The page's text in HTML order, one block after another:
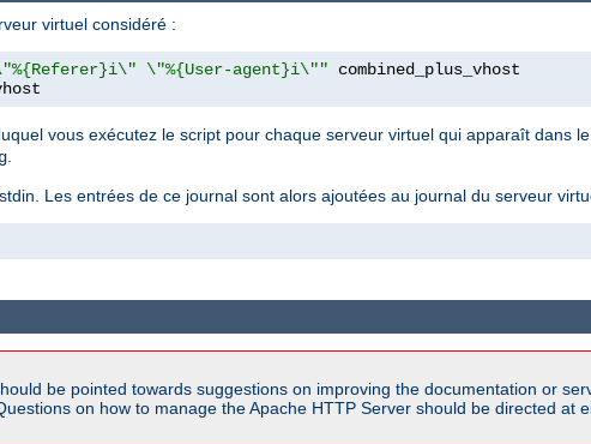
virtuel considéré :
\"%{Referer}i\" \"%{User-agent}i\""
vous exécutez le script pour chaque serveur virtuel qui apparaît dans
Les entrées de ce journal sont alors ajoutées au journal du serveur
be pointed towards suggestions on improving the documentation or
on how to manage the Apache HTTP Server should be directed